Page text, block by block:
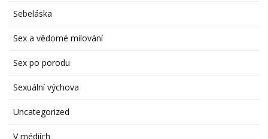
Sebeláska
Sex a vědomé milování
Sex po porodu
Sexuální výchova
Uncategorized
V médiích